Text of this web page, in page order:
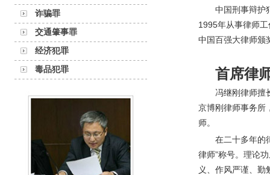
诈骗罪
交通肇事罪
经济犯罪
毒品犯罪
中国刑事辩护
1995年从事律师
中国百强大律师颁
首席律
冯继刚律师擅
京博刚律师事务所
师。
在二十多年的
律师”称号。理论
义、作风严谨、